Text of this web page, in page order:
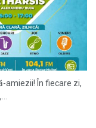
amiezii! În fiecare zi,